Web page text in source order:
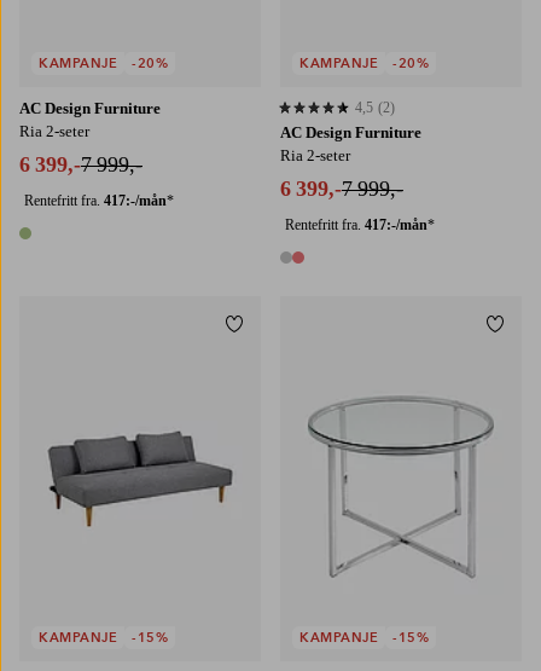
AC Design Furniture
Ria 2-seter
6 399,-7 999,-
Rentefritt fra. 417:-/mån*
1 farge
KAMPANJE -20%
AC Design Furniture
Ria 2-seter
6 399,-7 999,-
Rentefritt fra. 417:-/mån*
2 farger
4,5 basert på 2 karaktergivninger
4,5 (2)
KAMPANJE -20%
KAMPANJE -15%
Legg til favoritter
KAMPANJE -15%